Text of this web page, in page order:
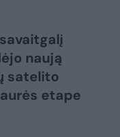
naują
satelito
etape